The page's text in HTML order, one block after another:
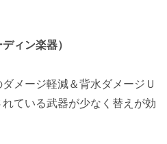
ィン楽器）
メージ軽減＆背水ダメージＵ
ている武器が少なく 替えが効